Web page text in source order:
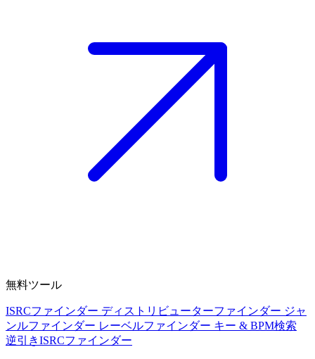
無料ツール
ISRCファインダー ディストリビューターファインダー ジャ
ンルファインダー レーベルファインダー キー & BPM検索
逆引きISRCファインダー